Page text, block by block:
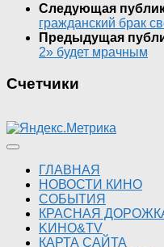
Следующая
гражданский брак
Предыдущая
2» будет мрачным
Счетчики
ГЛАВНАЯ
НОВОСТИ КИНО
СОБЫТИЯ
КРАСНАЯ
KИНО&TV
КАРТА САЙТА